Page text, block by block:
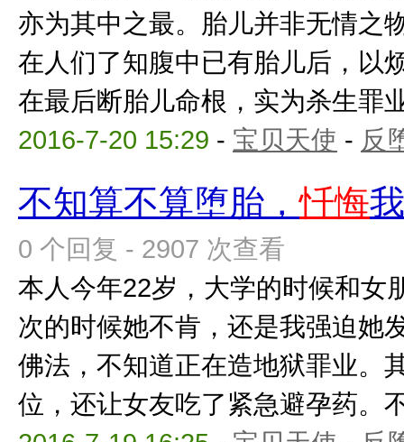
亦为其中之最。胎儿并非无情之
在人们了知腹中已有胎儿后，以
在最后断胎儿命根，实为杀生罪
2016-7-20 15:29 - 宝贝天使 - 反
不知算不算堕胎，忏悔
0 个回复 - 2907 次查看
本人今年22岁，大学的时候和女
次的时候她不肯，还是我强迫她
佛法，不知道正在造地狱罪业。
位，还让女友吃了紧急避孕药。